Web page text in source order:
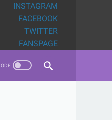
INSTAGRAM
FACEBOOK
TWITTER
FANSPAGE